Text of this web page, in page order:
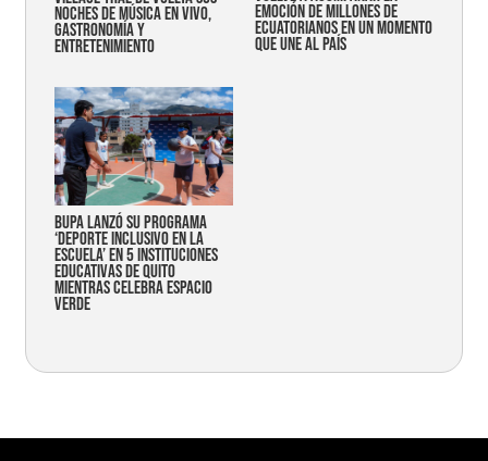
noches de música en vivo,
gastronomía y
entretenimiento
emoción de millones de
ecuatorianos en un momento
que une al país
Bupa lanzó su programa
‘Deporte Inclusivo en la
Escuela’ en 5 instituciones
educativas de Quito
mientras celebra espacio
verde